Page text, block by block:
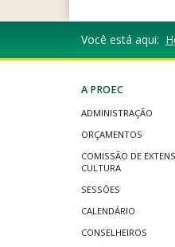
Você está aqui:
A PROEC
ADMINISTRAÇÃO
ORÇAMENTOS
COMISSÃO DE
CULTURA
SESSÕES
CALENDÁRIO
CONSELHEIROS